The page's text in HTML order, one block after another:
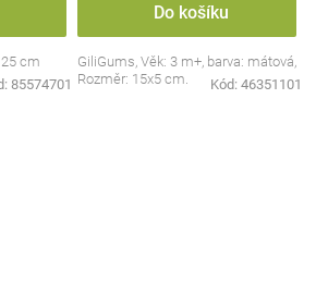
cm
85574701
Do košíku
GiliGums, Věk: 3 m+, barva: mátová,
Rozměr: 15x5 cm.
Kód: 46351101